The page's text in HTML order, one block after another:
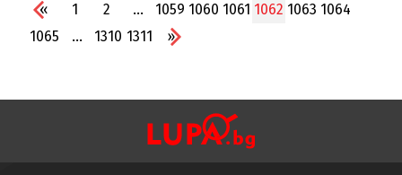
« 1 2 ... 1059 1060 1061 1062 1063 1064
1065
... 1310 1311 »